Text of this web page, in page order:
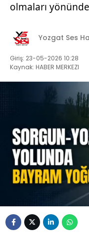
olmaları
Yozgat Ses
Giriş: 23-05-2026 10:28
Kaynak: HABER MERKEZI